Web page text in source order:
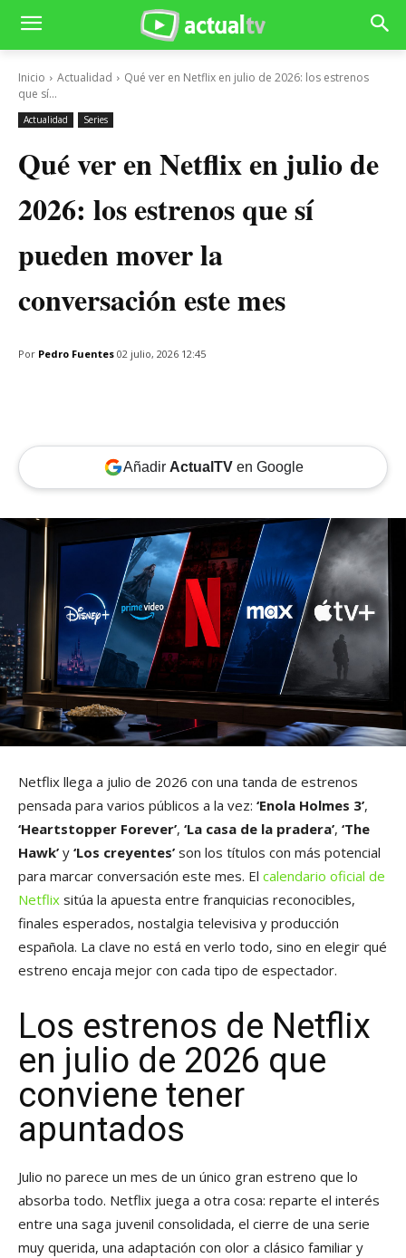
Inicio Actualidad
Qué ver en Netflix en julio de 2026: los estrenos
que sí...
Actualidad Series
Qué ver en Netflix en julio de
2026: los estrenos que sí
pueden mover la
conversación este mes
Por Pedro Fuentes 02 julio, 2026 12:45
Añadir ActualTVen Google
Netflix llega a julio de 2026 con una tanda de estrenos
pensada para varios públicos a la vez: ‘Enola Holmes 3’,
‘Heartstopper Forever’, ‘La casa de la pradera’, ‘The
Hawk’ y ‘Los creyentes’ son los títulos con más potencial
para marcar conversación este mes. El calendario oficial de
Netflix sitúa la apuesta entre franquicias reconocibles,
finales esperados, nostalgia televisiva y producción
española. La clave no está en verlo todo, sino en elegir qué
estreno encaja mejor con cada tipo de espectador.
Los estrenos de Netflix
en julio de 2026 que
conviene tener
apuntados
Julio no parece un mes de un único gran estreno que lo
absorba todo. Netflix juega a otra cosa: reparte el interés
entre una saga juvenil consolidada, el cierre de una serie
muy querida, una adaptación con olor a clásico familiar y